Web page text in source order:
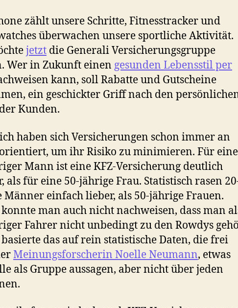
zählt unsere Schritte, Fitnesstracker und
überwachen unsere sportliche Aktivität.
jetzt die Generali Versicherungsgruppe
Wer in Zukunft einen gesunden Lebensstil per
kann, soll Rabatte und Gutscheine
ein geschickter Griff nach den
Kunden.
haben sich Versicherungen schon immer an
um ihr Risiko zu minimieren. Für
Mann ist eine KFZ-Versicherung deutlich
als für eine 50-jährige Frau. Statistisch rasen
Männer einfach lieber, als 50-jährige Frauen.
man auch nicht nachweisen, dass man
Fahrer nicht unbedingt zu den Rowdys
das auf rein statistische Daten, die frei
Meinungsforscherin Noelle Neumann, etwas
als Gruppe aussagen, aber nicht über jeden